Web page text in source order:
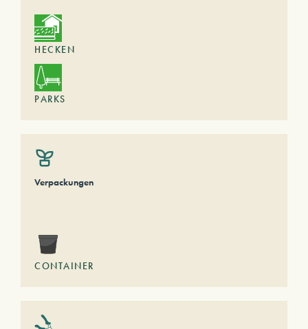
HECKEN
PARKS
Verpackungen
CONTAINER